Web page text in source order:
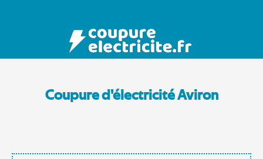
Coupure d'électricité Aviron